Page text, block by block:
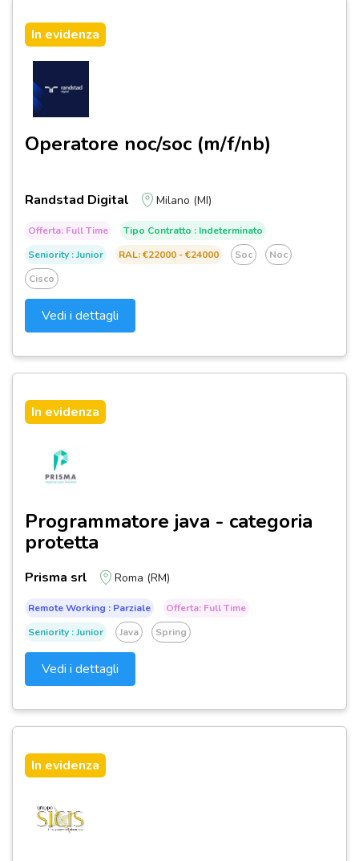
In evidenza
Operatore noc/soc (m/f/nb)
Randstad Digital Milano (MI)
Offerta: Full Time
Tipo Contratto : Indeterminato
Seniority : Junior
RAL: €22000 - €24000 Soc
Noc
Cisco
Vedi i dettagli
In evidenza
Programmatore java - categoria
protetta
Prisma srl Roma (RM)
Remote Working : Parziale
Offerta: Full Time
Seniority : Junior
Java Spring
Vedi i dettagli
In evidenza